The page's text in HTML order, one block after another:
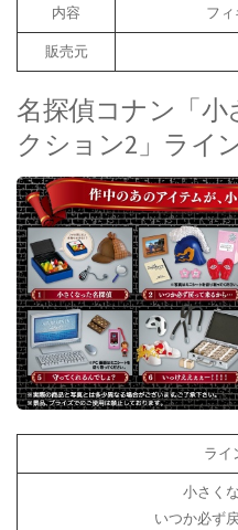
内容 フ
販売元
名探偵コナン「
クション2」ライ
ライ
小さく
いつか必ず